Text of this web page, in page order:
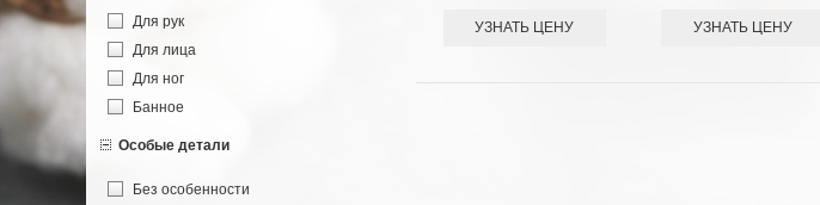
УЗНАТЬ ЦЕНУ УЗНАТЬ ЦЕНУ
Экрю
Коралловый
Ментоловый
Голубой
Изумрудный
Бирюзовый
Для рук
Для лица
Для ног
Банное
Особые детали
Без особенности